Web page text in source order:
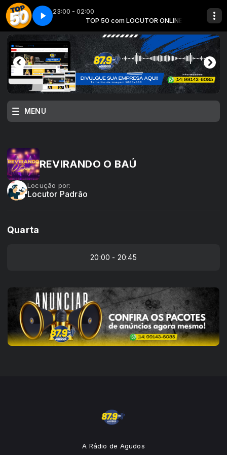
23:00 - 02:00
ONLINE TOP 50 com LOCUTOR ONLINE
07 Top 50 - Parte 07
MENU
REVIRANDO O BAÚ
Locução por:
Locutor Padrão
Quarta
20:00 - 20:45
A Rádio de Agudos